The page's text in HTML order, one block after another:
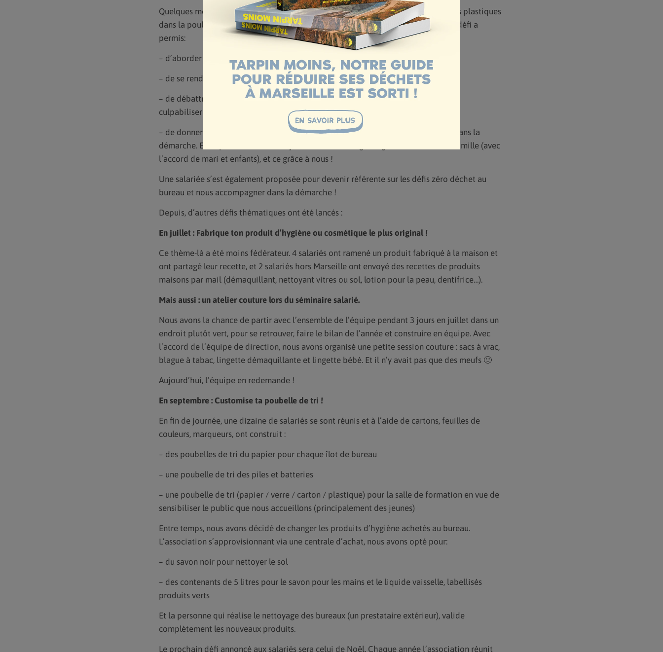
Quelques mois plus tard, nous avons toujours des boites de polystyrène et des sacs plastiques
dans la poubelle, les habitudes ne se transforment pas aussi vite, mais ce premier défi a
permis:
– d’aborder le sujet pendant les repas
– de se rendre compte collectivement que ce n’était pas si difficile
– de débattre avec les salariés réfractaires : « je me sens jugé » – « vous me faites
culpabiliser » – « le zéro déchet va à l’encontre de l’émancipation des femmes »…
– de donner un coup de pouce à ceux et celles qui n’étaient pas loin de se lancer dans la
démarche. Exemple, la directrice adjointe à banni l’usage du gel douche dans sa famille (avec
l’accord de mari et enfants), et ce grâce à nous !
Une salariée s’est également proposée pour devenir référente sur les défis zéro déchet au
bureau et nous accompagner dans la démarche !
Depuis, d’autres défis thématiques ont été lancés :
En juillet : Fabrique ton produit d’hygiène ou cosmétique le plus original !
Ce thème-là a été moins fédérateur. 4 salariés ont ramené un produit fabriqué à la maison et
ont partagé leur recette, et 2 salariés hors Marseille ont envoyé des recettes de produits
maisons par mail (démaquillant, nettoyant vitres ou sol, lotion pour la peau, dentifrice…).
Mais aussi : un atelier couture lors du séminaire salarié.
Nous avons la chance de partir avec l’ensemble de l’équipe pendant 3 jours en juillet dans un
endroit plutôt vert, pour se retrouver, faire le bilan de l’année et construire en équipe. Avec
l’accord de l’équipe de direction, nous avons organisé une petite session couture : sacs à vrac,
blague à tabac, lingette démaquillante et lingette bébé. Et il n’y avait pas que des meufs 🙂
Aujourd’hui, l’équipe en redemande !
En septembre : Customise ta poubelle de tri !
En fin de journée, une dizaine de salariés se sont réunis et à l’aide de cartons, feuilles de
couleurs, marqueurs, ont construit :
– des poubelles de tri du papier pour chaque îlot de bureau
– une poubelle de tri des piles et batteries
– une poubelle de tri (papier / verre / carton / plastique) pour la salle de formation en vue de
sensibiliser le public que nous accueillons (principalement des jeunes)
Entre temps, nous avons décidé de changer les produits d’hygiène achetés au bureau.
L’association s’approvisionnant via une centrale d’achat, nous avons opté pour:
– du savon noir pour nettoyer le sol
– des contenants de 5 litres pour le savon pour les mains et le liquide vaisselle, labellisés
produits verts
Et la personne qui réalise le nettoyage des bureaux (un prestataire extérieur), valide
complètement les nouveaux produits.
Le prochain défi annoncé aux salariés sera celui de Noël. Chaque année l’association réunit